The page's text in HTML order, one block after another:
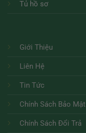
Tủ hồ sơ
Giới Thiệu
Liên Hệ
Tin Tức
Chính Sách Bảo Mật
Chính Sách Đổi Trả